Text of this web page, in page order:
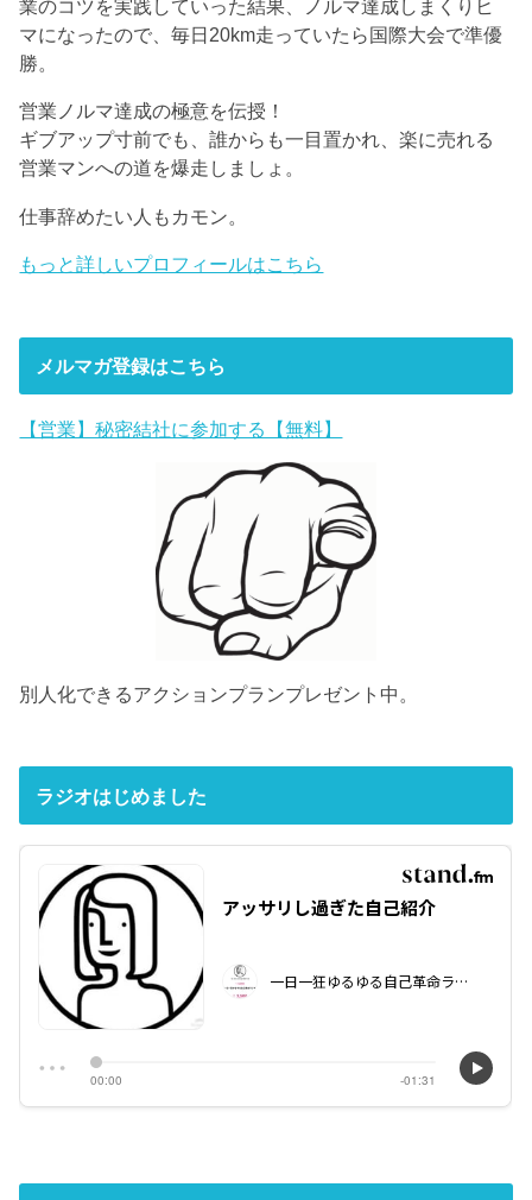
業のコツを実践していった結果、ノルマ達成しまくりヒ
マになったので、毎日20km走っていたら国際大会で準優
勝。
営業ノルマ達成の極意を伝授！
ギブアップ寸前でも、誰からも一目置かれ、楽に売れる
営業マンへの道を爆走しましょ。
仕事辞めたい人もカモン。
もっと詳しいプロフィールはこちら
メルマガ登録はこちら
【営業】秘密結社に参加する【無料】
別人化できるアクションプランプレゼント中。
ラジオはじめました